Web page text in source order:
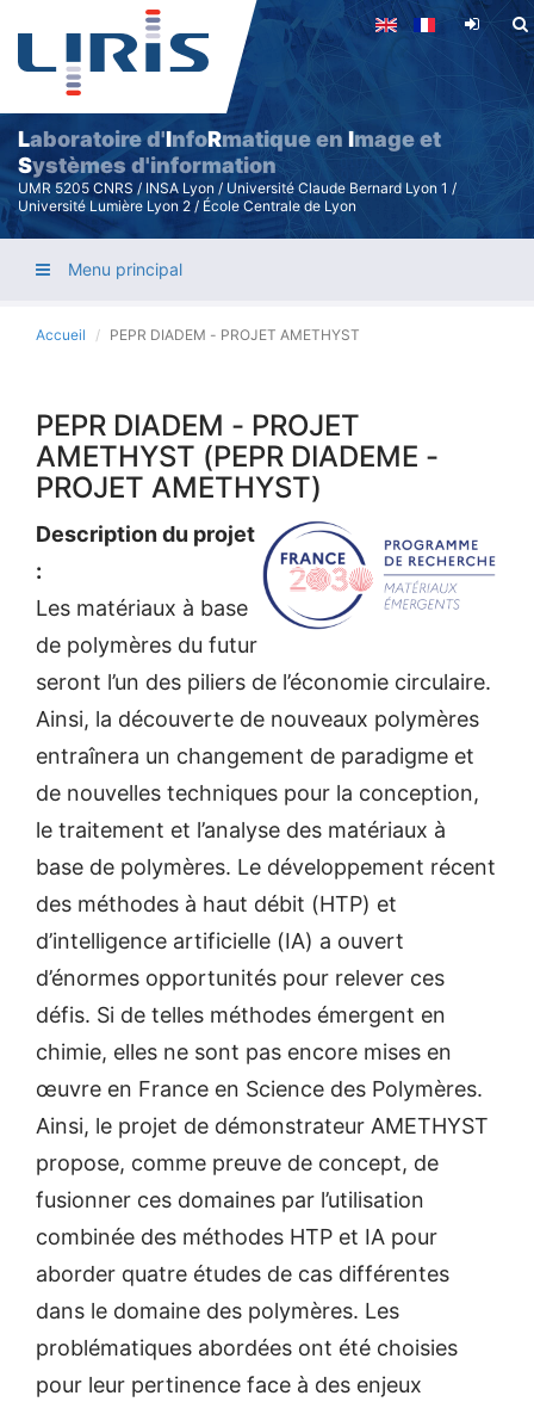
Aller
principal
Laboratoire d'InfoRmatique en Image et
Systèmes d'information
UMR 5205 CNRS / INSA Lyon / Université Claude Bernard Lyon 1 /
Université Lumière Lyon 2 / École Centrale de Lyon
Menu principal
Accueil PEPR DIADEM - PROJET AMETHYST
PEPR DIADEM - PROJET
AMETHYST (PEPR DIADEME -
PROJET AMETHYST)
Description du projet
:
Les matériaux à base
de polymères du futur
seront l’un des piliers de l’économie circulaire.
Ainsi, la découverte de nouveaux polymères
entraînera un changement de paradigme et
de nouvelles techniques pour la conception,
le traitement et l’analyse des matériaux à
base de polymères. Le développement récent
des méthodes à haut débit (HTP) et
d’intelligence artificielle (IA) a ouvert
d’énormes opportunités pour relever ces
défis. Si de telles méthodes émergent en
chimie, elles ne sont pas encore mises en
œuvre en France en Science des Polymères.
Ainsi, le projet de démonstrateur AMETHYST
propose, comme preuve de concept, de
fusionner ces domaines par l’utilisation
combinée des méthodes HTP et IA pour
aborder quatre études de cas différentes
dans le domaine des polymères. Les
problématiques abordées ont été choisies
pour leur pertinence face à des enjeux